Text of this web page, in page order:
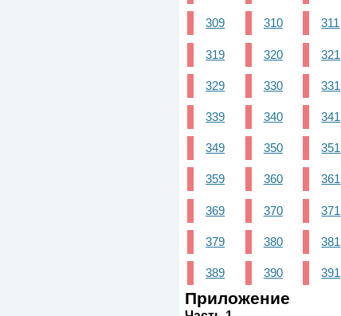
309 310 311
319 320 321
329 330 331
339 340 341
349 350 351
359 360 361
369 370 371
379 380 381
389 390 391
Приложение